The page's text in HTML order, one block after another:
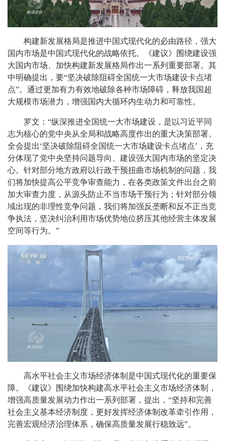
构建新发展格局是推进中国式现代化的必由路径，强大
国内市场是中国式现代化的战略依托。《建议》围绕建设强
大国内市场、加快构建新发展格局作出一系列重要部署。其
中明确提出，要“坚决破除阻碍全国统一大市场建设卡点堵
点”。通过更加有力有效地破除各种市场障碍，释放我国超
大规模市场潜力，增强国内大循环内生动力和可靠性。
罗文：“纵深推进全国统一大市场建设，是以习近平同
志为核心的党中央从全局和战略高度作出的重大决策部署。
全会提出‘坚决破除阻碍全国统一大市场建设卡点堵点’，充
分体现了党中央坚持问题导向、建设强大国内市场的坚定决
心。针对部分地方政府以行政干预扭曲市场机制的问题，我
们将加快提高公平竞争审查能力，在各类政策文件出台之前
加大审查力度，从源头防止不当市场干预行为；针对部分领
域出现的非理性竞争问题，我们将加强反垄断和反不正当竞
争执法，坚决纠治利用市场优势地位挤压其他经营主体发展
空间等行为。”
高水平社会主义市场经济体制是中国式现代化的重要保
障。《建议》围绕加快构建高水平社会主义市场经济体制，
增强高质量发展动力作出一系列部署，提出，“坚持和完善
社会主义基本经济制度，更好发挥经济体制改革牵引作用，
完善宏观经济治理体系，确保高质量发展行稳致远”。